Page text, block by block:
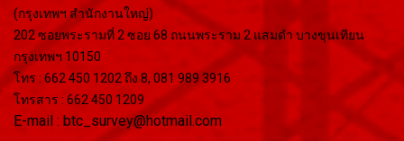
(กรุงเทพฯ สำนักงานใหญ่)
202 ซอยพระรามที่ 2 ซอย 68 ถนนพระราม 2 แสมดำ บางขุนเทียน
กรุงเทพฯ 10150
โทร : 662 450 1202 ถึง 8, 081 989 3916
โทรสาร : 662 450 1209
E-mail : btc_survey@hotmail.com